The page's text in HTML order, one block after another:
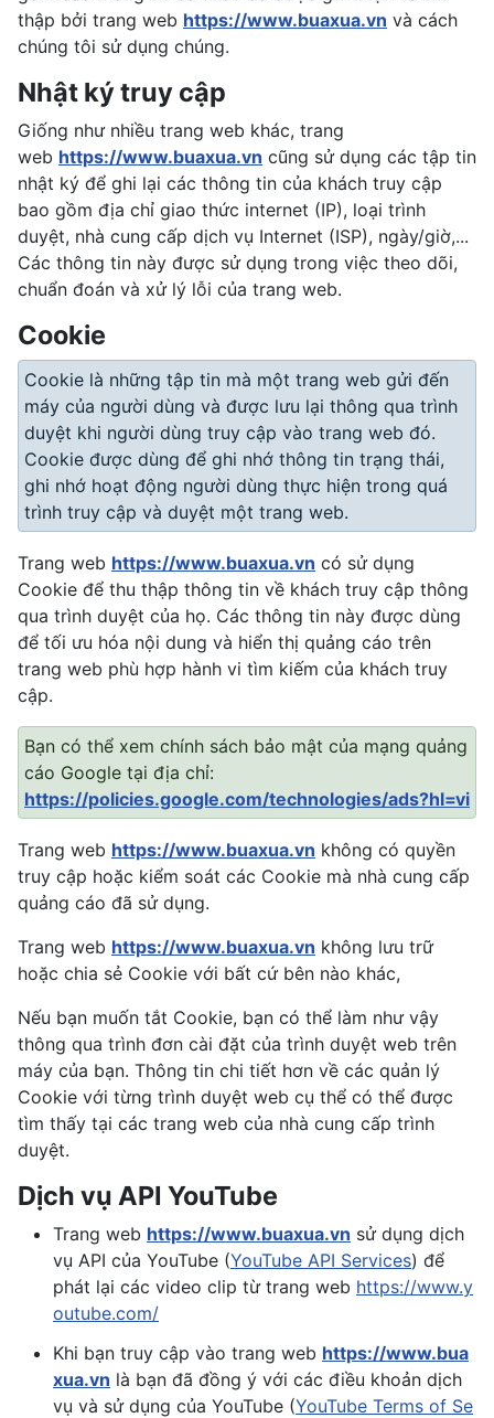
thập bởi trang web https://www.buaxua.vn và cách
chúng tôi sử dụng chúng.
Nhật ký truy cập
Giống như nhiều trang web khác, trang
web https://www.buaxua.vn cũng sử dụng các tập tin
nhật ký để ghi lại các thông tin của khách truy cập
bao gồm địa chỉ giao thức internet (IP), loại trình
duyệt, nhà cung cấp dịch vụ Internet (ISP), ngày/giờ,...
Các thông tin này được sử dụng trong việc theo dõi,
chuẩn đoán và xử lý lỗi của trang web.
Cookie
Cookie là những tập tin mà một trang web gửi đến
máy của người dùng và được lưu lại thông qua trình
duyệt khi người dùng truy cập vào trang web đó.
Cookie được dùng để ghi nhớ thông tin trạng thái,
ghi nhớ hoạt động người dùng thực hiện trong quá
trình truy cập và duyệt một trang web.
Trang web https://www.buaxua.vn có sử dụng
Cookie để thu thập thông tin về khách truy cập thông
qua trình duyệt của họ. Các thông tin này được dùng
để tối ưu hóa nội dung và hiển thị quảng cáo trên
trang web phù hợp hành vi tìm kiếm của khách truy
cập.
Bạn có thể xem chính sách bảo mật của mạng quảng
cáo Google tại địa chỉ:
https://policies.google.com/technologies/ads?hl=vi
Trang web https://www.buaxua.vn không có quyền
truy cập hoặc kiểm soát các Cookie mà nhà cung cấp
quảng cáo đã sử dụng.
Trang web https://www.buaxua.vn không lưu trữ
hoặc chia sẻ Cookie với bất cứ bên nào khác,
Nếu bạn muốn tắt Cookie, bạn có thể làm như vậy
thông qua trình đơn cài đặt của trình duyệt web trên
máy của bạn. Thông tin chi tiết hơn về các quản lý
Cookie với từng trình duyệt web cụ thể có thể được
tìm thấy tại các trang web của nhà cung cấp trình
duyệt.
Dịch vụ API YouTube
Trang web https://www.buaxua.vn sử dụng dịch
vụ API của YouTube (YouTube API Services) để
phát lại các video clip từ trang web https://www.y
outube.com/
Khi bạn truy cập vào trang web https://www.bua
xua.vn là bạn đã đồng ý với các điều khoản dịch
vụ và sử dụng của YouTube (YouTube Terms of Se